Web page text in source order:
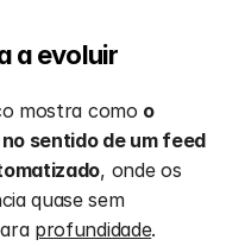
a evoluir
mostra como o
sentido de um feed
, onde os
quase sem
profundidade.